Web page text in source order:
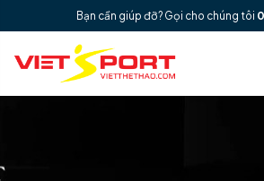
Bạn cần giúp đỡ? Gọi cho chúng tôi